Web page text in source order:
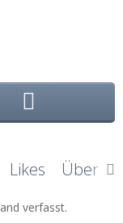
Likes Über
verfasst.